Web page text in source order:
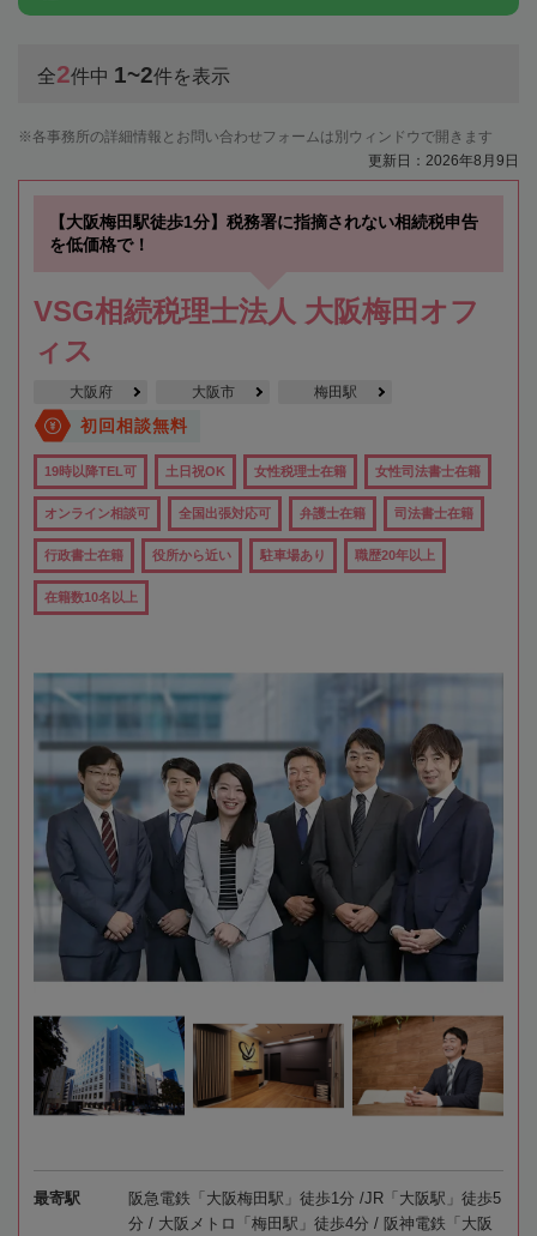
全2件中 1~2件を表示
各事務所の詳細情報とお問い合わせフォームは別ウィンドウで開きます
更新日：2026年8月9日
【大阪梅田駅徒歩1分】税務署に指摘されない相続税申告
を低価格で！
VSG相続税理士法人 大阪梅田オフ
ィス
大阪府 大阪市 梅田駅
初回相談無料
19時以降TEL可 土日祝OK 女性税理士在籍 女性司法書士在籍
オンライン相談可 全国出張対応可 弁護士在籍 司法書士在籍
行政書士在籍 役所から近い 駐車場あり 職歴20年以上
在籍数10名以上
最寄駅
阪急電鉄「大阪梅田駅」徒歩1分 /JR「大阪駅」徒歩5
分 / 大阪メトロ「梅田駅」徒歩4分 / 阪神電鉄「大阪